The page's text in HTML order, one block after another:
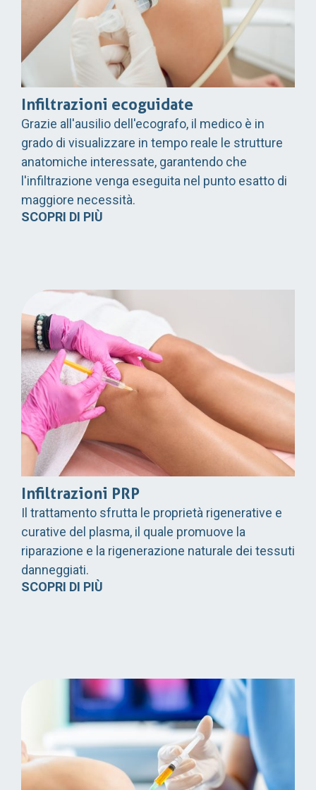
Infiltrazioni ecoguidate
Grazie all'ausilio dell'ecografo, il medico è in
grado di visualizzare in tempo reale le strutture
anatomiche interessate, garantendo che
l'infiltrazione venga eseguita nel punto esatto di
maggiore necessità.
SCOPRI DI PIÙ
Infiltrazioni PRP
Il trattamento sfrutta le proprietà rigenerative e
curative del plasma, il quale promuove la
riparazione e la rigenerazione naturale dei tessuti
danneggiati.
SCOPRI DI PIÙ